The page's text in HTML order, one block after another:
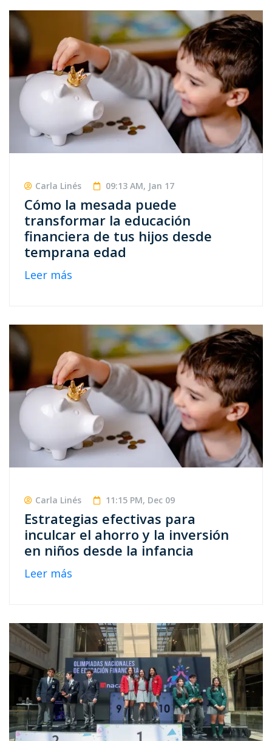
Carla Linés 09:13 AM, Jan 17
Cómo la mesada puede
transformar la educación
financiera de tus hijos desde
temprana edad
Leer más
Carla Linés 11:15 PM, Dec 09
Estrategias efectivas para
inculcar el ahorro y la inversión
en niños desde la infancia
Leer más